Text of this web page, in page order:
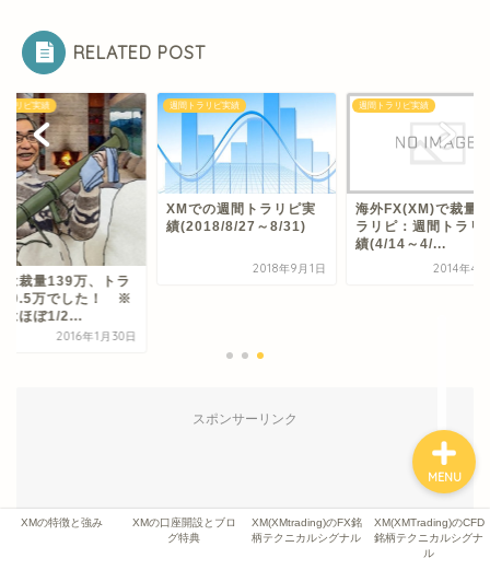
RELATED POST
ラリピ実績
は裁量139万、トラ
-9.5万でした！ ※
はほぼ1/2...
2016年1月30日
週間トラリピ実績
XMでの週間トラリピ実
績(2018/8/27～8/31)
2018年9月1日
週間トラリピ実績
海外FX(XM)で裁量
ラリピ：週間トラリ
績(4/14～4/...
2014年4
スポンサーリンク
XMの特徴と強み
XMの口座開設とブロ
グ特典
XM(XMtrading)のFX銘
柄テクニカルシグナル
XM(XMTrading)のCFD
銘柄テクニカルシグナ
ル
MENU
XMの特徴と強み
XMの口座開設とブログ特
典
XM(XMtrading)のFX銘柄
テクニカルシグナル
柄テクニカルシグナル